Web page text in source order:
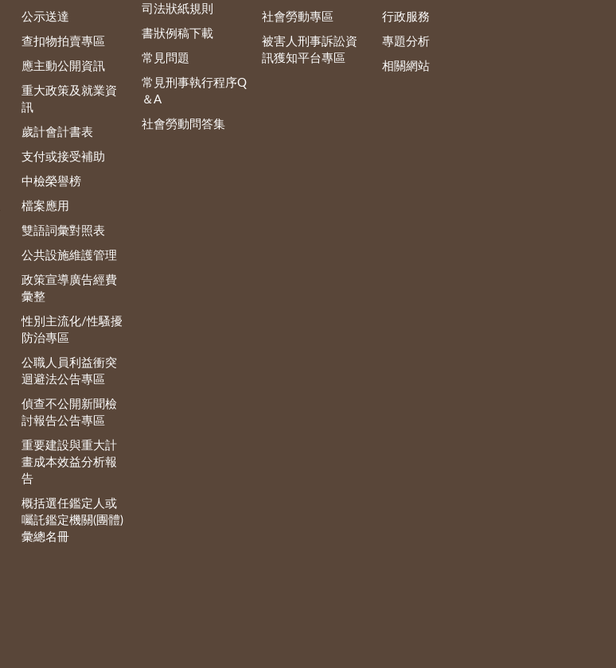
公示送達
查扣物拍賣專區
應主動公開資訊
重大政策及就業資
訊
歲計會計書表
支付或接受補助
中檢榮譽榜
檔案應用
雙語詞彙對照表
公共設施維護管理
政策宣導廣告經費
彙整
性別主流化/性騷擾
防治專區
公職人員利益衝突
迴避法公告專區
偵查不公開新聞檢
討報告公告專區
重要建設與重大計
畫成本效益分析報
告
概括選任鑑定人或
囑託鑑定機關(團體)
彙總名冊
司法狀紙規則
書狀例稿下載
常見問題
常見刑事執行程序Q
＆A
社會勞動問答集
社會勞動專區
被害人刑事訴訟資
訊獲知平台專區
行政服務
專題分析
相關網站